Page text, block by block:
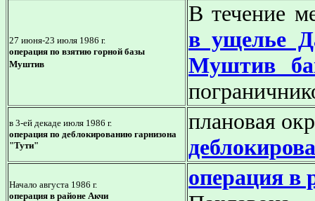
27 июня-23 июля 1986 г.
операция по взятию горной базы
Муштив
В течение
в ущелье
Муштив
в 3-ей декаде июля 1986 г.
операция по деблокированию гарнизона
"Тути"
плановая
Начало августа 1986 г.
операция в районе Акчи
операция в